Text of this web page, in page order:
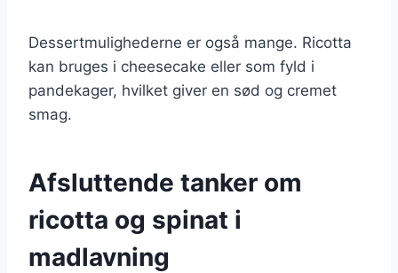
Dessertmulighederne er også mange. Ricotta
kan bruges i cheesecake eller som fyld i
pandekager, hvilket giver en sød og cremet
smag.
Afsluttende tanker om
ricotta og spinat i
madlavning